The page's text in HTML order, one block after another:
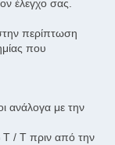
έλεγχο σας.
περίπτωση
που
ανάλογα με την
T / T πριν από την